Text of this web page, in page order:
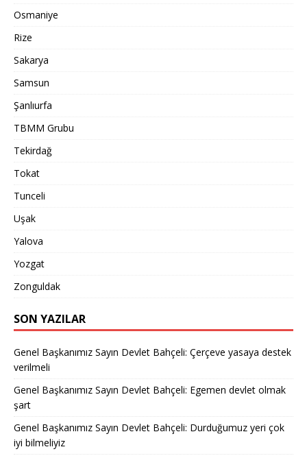
Osmaniye
Rize
Sakarya
Samsun
Şanlıurfa
TBMM Grubu
Tekirdağ
Tokat
Tunceli
Uşak
Yalova
Yozgat
Zonguldak
SON YAZILAR
Genel Başkanımız Sayın Devlet Bahçeli: Çerçeve yasaya destek
verilmeli
Genel Başkanımız Sayın Devlet Bahçeli: Egemen devlet olmak
şart
Genel Başkanımız Sayın Devlet Bahçeli: Durduğumuz yeri çok
iyi bilmeliyiz